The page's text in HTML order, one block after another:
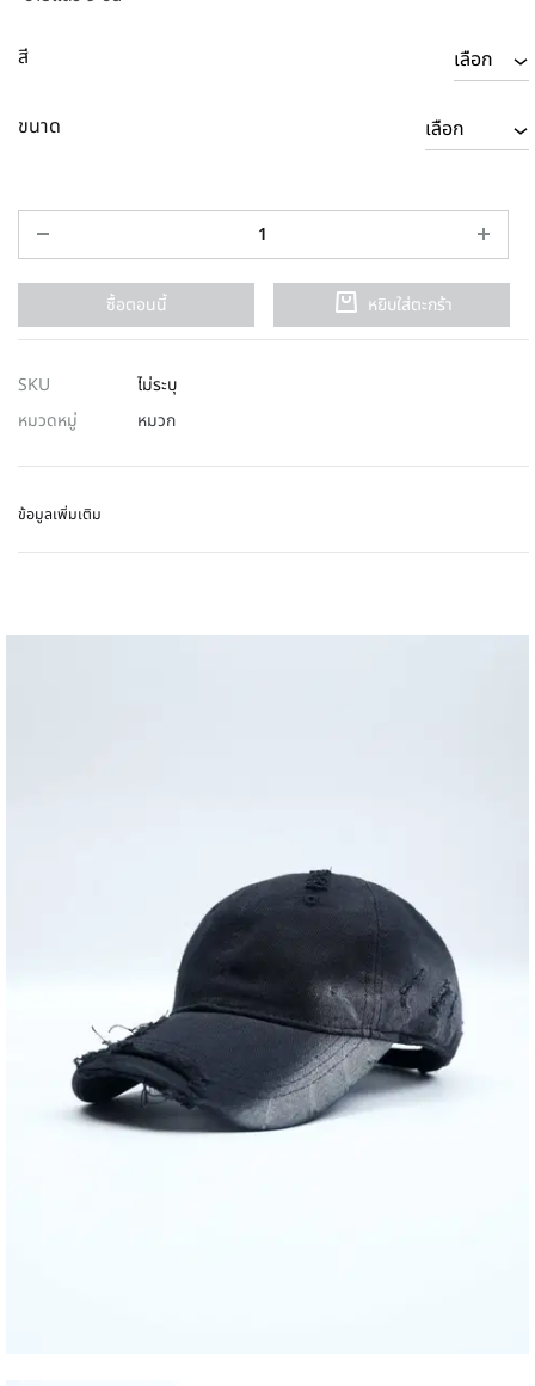
สี
ขนาด
ซื้อตอนนี้ หยิบใส่ตะกร้า
SKU
ไม่ระบุ
หมวดหมู่
หมวก
ข้อมูลเพิ่มเติม